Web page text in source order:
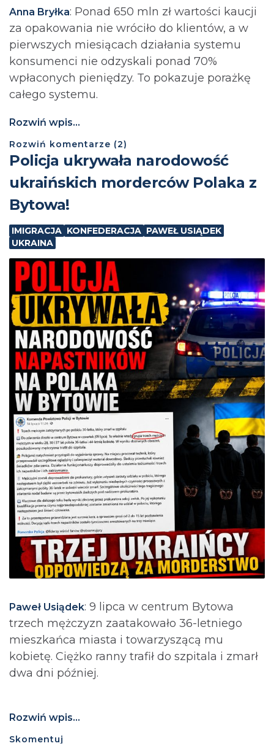
Anna Bryłka: Ponad 650 mln zł wartości kaucji
za opakowania nie wróciło do klientów, a w
pierwszych miesiącach działania systemu
konsumenci nie odzyskali ponad 70%
wpłaconych pieniędzy. To pokazuje porażkę
całego systemu.
Rozwiń wpis...
Rozwiń komentarze (2)
Policja ukrywała narodowość
ukraińskich morderców Polaka z
Bytowa!
IMIGRACJA KONFEDERACJA PAWEŁ USIĄDEK
UKRAINA
Paweł Usiądek: 9 lipca w centrum Bytowa
trzech mężczyzn zaatakowało 36-letniego
mieszkańca miasta i towarzyszącą mu
kobietę. Ciężko ranny trafił do szpitala i zmarł
dwa dni później.
Rozwiń wpis...
Skomentuj